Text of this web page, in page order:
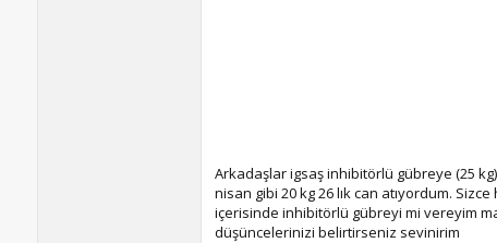
Arkadaşlar igsaş inhibitörlü gübreye (25
nisan gibi 20 kg 26 lık can atıyordum.
içerisinde inhibitörlü gübreyi mi vereyim
düşüncelerinizi belirtirseniz sevinirim